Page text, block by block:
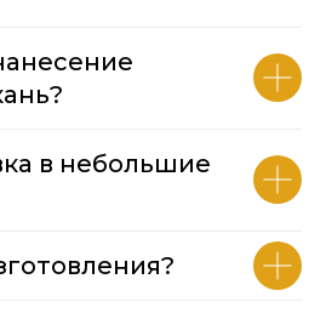
в небольшие